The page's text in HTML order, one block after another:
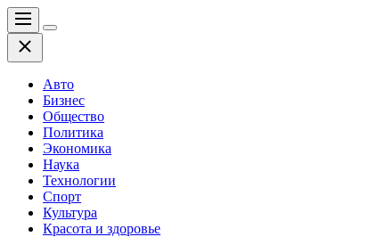
Меню
Цвет
Закрыть
Авто
Бизнес
Общество
Политика
Экономика
Наука
Технологии
Спорт
Культура
Красота и здоровье